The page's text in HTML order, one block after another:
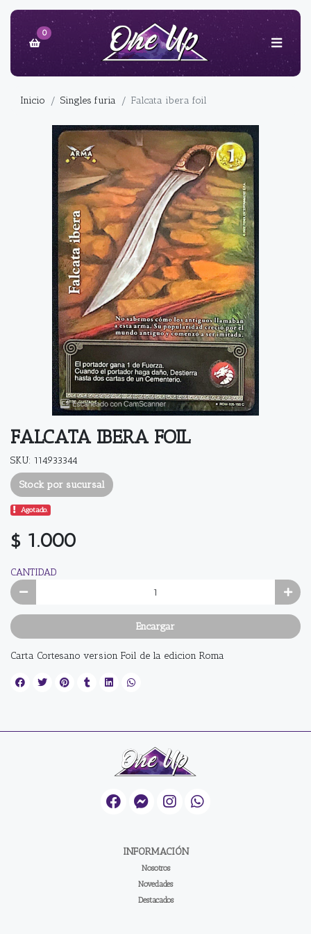
0
Inicio Singles furia Falcata ibera foil
FALCATA IBERA FOIL
SKU: 114933344
Stock por sucursal
Agotado.
$ 1.000
CANTIDAD
Encargar
Carta Cortesano version Foil de la edicion Roma
INFORMACIÓN
Nosotros
Novedades
Destacados